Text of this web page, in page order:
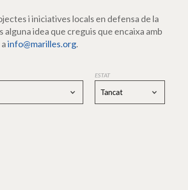
i iniciatives locals en defensa de la
alguna idea que creguis que encaixa amb
ainfo@marilles.org.
ESTAT
Tancat